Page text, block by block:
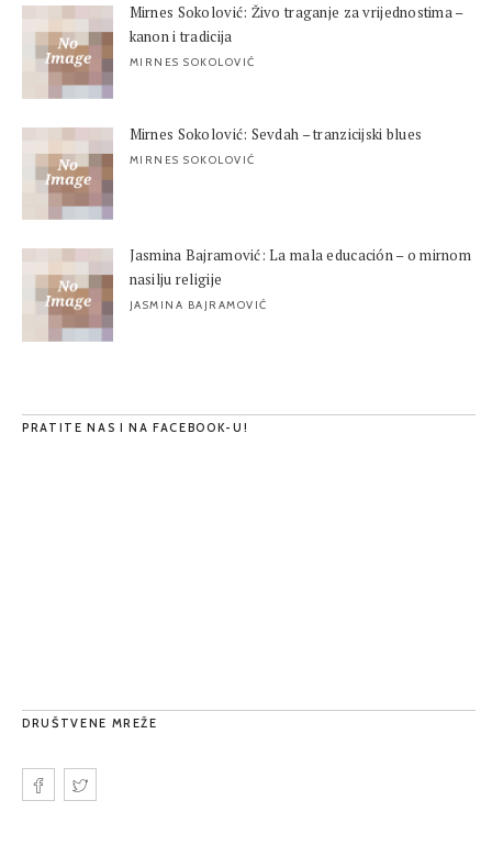
Mirnes Sokolović: Živo traganje za vrijednostima –
kanon i tradicija
MIRNES SOKOLOVIĆ
Mirnes Sokolović: Sevdah – tranzicijski blues
MIRNES SOKOLOVIĆ
Jasmina Bajramović: La mala educación – o mirnom
nasilju religije
JASMINA BAJRAMOVIĆ
PRATITE NAS I NA FACEBOOK-U!
DRUŠTVENE MREŽE